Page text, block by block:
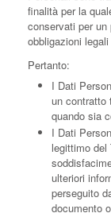
finalità per la
conservati per un
obbligazioni
Pertanto:
I Dati
un contratto
quando sia
I Dati
legittimo del
ulteriori
perseguito
documento